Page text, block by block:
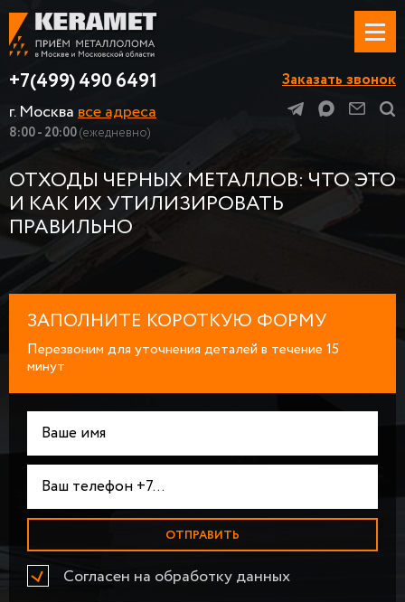
+7(499) 490 6491
г. Москвавсе адреса
8:00 - 20:00(ежедневно)
Заказать звонок
ОТХОДЫ ЧЕРНЫХ МЕТАЛЛОВ: ЧТО ЭТО
И КАК ИХ УТИЛИЗИРОВАТЬ
ПРАВИЛЬНО
ЗАПОЛНИТЕ КОРОТКУЮ ФОРМУ
Перезвоним для уточнения деталей в течение 15
минут
Согласен на обработку данных